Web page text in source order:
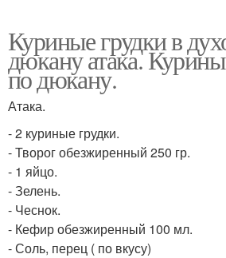
Куриные грудки в
дюкану атака.
по дюкану.
Атака.
- 2 куриные грудки.
- Творог обезжиренный 250 гр.
- 1 яйцо.
- Зелень.
- Чеснок.
- Кефир обезжиренный 100 мл.
- Соль, перец ( по вкусу)